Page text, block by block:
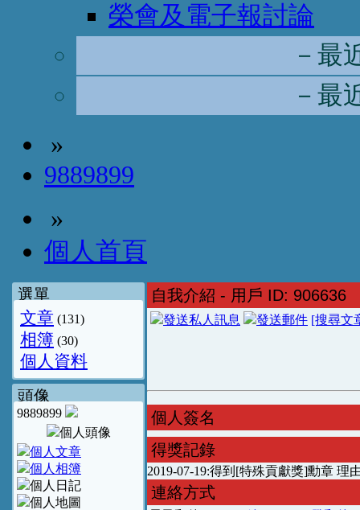
榮會及電子報討論
－最
－最
»
9889899
»
個人首頁
選單
文章 (131)
相簿 (30)
個人資料
頭像
9889899
自我介紹 - 用戶 ID: 906636
[搜尋文
個人簽名
得獎記錄
2019-07-19:得到[特殊貢獻獎]勳章 理
連絡方式